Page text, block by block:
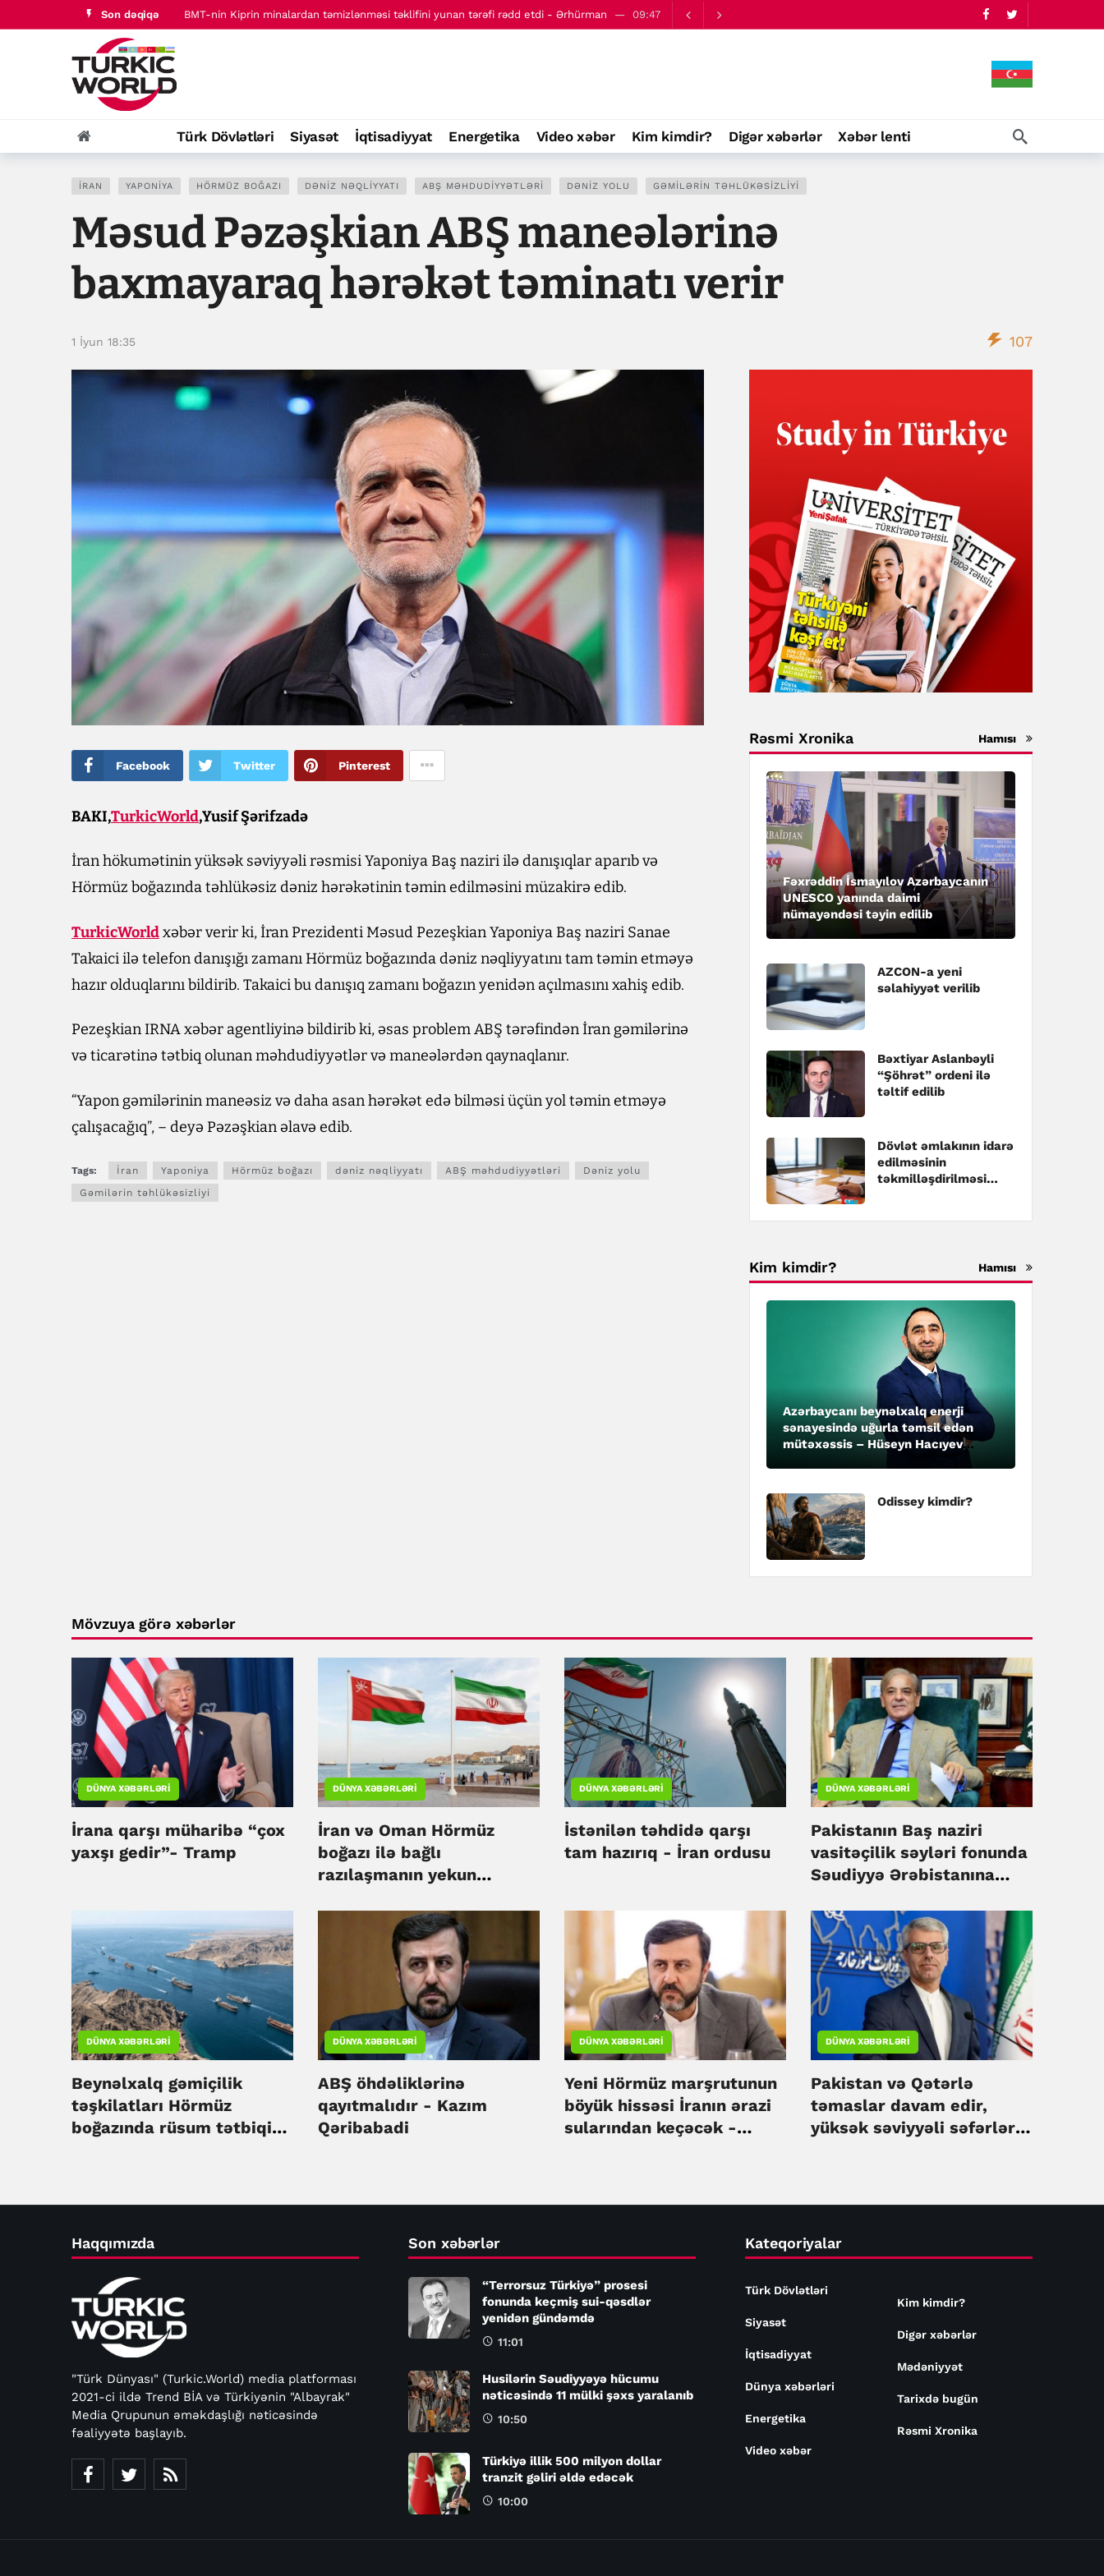
Son dəqiqə “Terrorsuz Türkiyə” prosesi fonunda keçmiş sui-qəsdlər yenidən gündəmdə 11:01
Türk Dövlətləri Siyasət İqtisadiyyat Energetika Video xəbər Kim kimdir? Digər xəbərlər Xəbər lenti
İRAN YAPONIYA HÖRMÜZ BOĞAZI DƏNIZ NƏQLIYYATI ABŞ MƏHDUDIYYƏTLƏRI DƏNIZ YOLU GƏMILƏRIN TƏHLÜKƏSIZLIYI
Məsud Pəzəşkian ABŞ maneələrinə
baxmayaraq hərəkət təminatı verir
1 İyun 18:35 107
Facebook Twitter Pinterest
BAKI,TurkicWorld,Yusif Şərifzadə
İran hökumətinin yüksək səviyyəli rəsmisi Yaponiya Baş naziri ilə danışıqlar aparıb və
Hörmüz boğazında təhlükəsiz dəniz hərəkətinin təmin edilməsini müzakirə edib.
TurkicWorldxəbər verir ki, İran Prezidenti Məsud Pezeşkian Yaponiya Baş naziri Sanae
Takaici ilə telefon danışığı zamanı Hörmüz boğazında dəniz nəqliyyatını tam təmin etməyə
hazır olduqlarını bildirib. Takaici bu danışıq zamanı boğazın yenidən açılmasını xahiş edib.
Pezeşkian IRNA xəbər agentliyinə bildirib ki, əsas problem ABŞ tərəfindən İran gəmilərinə
və ticarətinə tətbiq olunan məhdudiyyətlər və maneələrdən qaynaqlanır.
“Yapon gəmilərinin maneəsiz və daha asan hərəkət edə bilməsi üçün yol təmin etməyə
çalışacağıq”, – deyə Pəzəşkian əlavə edib.
Tags: İran Yaponiya Hörmüz boğazı dəniz nəqliyyatı ABŞ məhdudiyyətləri
Dəniz yolu
Gəmilərin təhlükəsizliyi
Rəsmi Xronika Hamısı
Fəxrəddin İsmayılov Azərbaycanın
UNESCO yanında daimi
nümayəndəsi təyin edilib
AZCON-a yeni
səlahiyyət verilib
Bəxtiyar Aslanbəyli
“Şöhrət” ordeni ilə
təltif edilib
Dövlət əmlakının idarə
edilməsinin
təkmilləşdirilməsi
Kim kimdir? Hamısı
Azərbaycanı beynəlxalq enerji
sənayesində uğurla təmsil edən
mütəxəssis – Hüseyn Hacıyev
Odissey kimdir?
Mövzuya görə xəbərlər
DÜNYA XƏBƏRLƏRI
İrana qarşı müharibə “çox
yaxşı gedir”- Tramp
DÜNYA XƏBƏRLƏRI
İran və Oman Hörmüz
boğazı ilə bağlı
razılaşmanın yekun
DÜNYA XƏBƏRLƏRI
İstənilən təhdidə qarşı
tam hazırıq - İran ordusu
DÜNYA XƏBƏRLƏRI
Pakistanın Baş naziri
vasitəçilik səyləri fonunda
Səudiyyə Ərəbistanına
DÜNYA XƏBƏRLƏRI
Beynəlxalq gəmiçilik
təşkilatları Hörmüz
boğazında rüsum tətbiqinə
DÜNYA XƏBƏRLƏRI
ABŞ öhdəliklərinə
qayıtmalıdır - Kazım
Qəribabadi
DÜNYA XƏBƏRLƏRI
Yeni Hörmüz marşrutunun
böyük hissəsi İranın ərazi
sularından keçəcək -
DÜNYA XƏBƏRLƏRI
Pakistan və Qətərlə
təmaslar davam edir,
yüksək səviyyəli səfərlər
Haqqımızda
"Türk Dünyası" (Turkic.World) media platforması
2021-ci ildə Trend BİA və Türkiyənin "Albayrak"
Media Qrupunun əməkdaşlığı nəticəsində
fəaliyyətə başlayıb.
Son xəbərlər
“Terrorsuz Türkiyə” prosesi
fonunda keçmiş sui-qəsdlər
yenidən gündəmdə
11:01
Husilərin Səudiyyəyə hücumu
nəticəsində 11 mülki şəxs yaralanıb
10:50
Türkiyə illik 500 milyon dollar
tranzit gəliri əldə edəcək
10:00
Kateqoriyalar
Türk Dövlətləri
Siyasət
İqtisadiyyat
Dünya xəbərləri
Energetika
Video xəbər
Kim kimdir?
Digər xəbərlər
Mədəniyyət
Tarixdə bugün
Rəsmi Xronika